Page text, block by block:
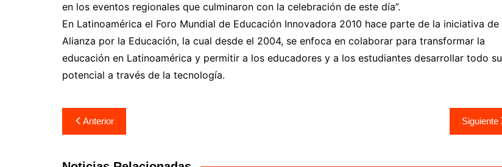
en los eventos regionales que culminaron con la celebración de este día”.
En Latinoamérica el Foro Mundial de Educación Innovadora 2010 hace parte de la iniciativa de
Alianza por la Educación, la cual desde el 2004, se enfoca en colaborar para transformar la
educación en Latinoamérica y permitir a los educadores y a los estudiantes desarrollar todo su
potencial a través de la tecnología.
Navegación
de
Anterior Siguiente